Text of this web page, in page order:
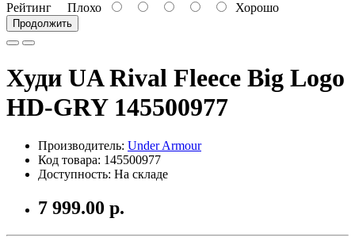
Рейтинг Плохо Хорошо
Продолжить
Худи UA Rival Fleece Big Logo
HD-GRY 145500977
Производитель: Under Armour
Код товара: 145500977
Доступность: На складе
7 999.00 р.